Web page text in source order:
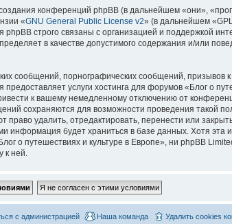
конференций phpBB (в дальнейшем «они»,
«GNU General Public License v2» (в дальнейшем
строго связаны с организацией и поддержкой
в качестве допустимого содержания и/или
сообщений, порнографических сообщений, призывов
услуги хостинга для форумов «Блог о
к вашему немедленному отключению от
сохраняются для возможности проведения такой
удалить, отредактировать, перенести или
информация будет храниться в базе данных. Хотя
о путешествиях и культуре в Европе», ни phpBB
к ней.
Удалить cookies
Наша команда
с администрацией